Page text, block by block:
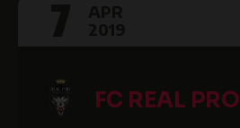
FC REAL PRO